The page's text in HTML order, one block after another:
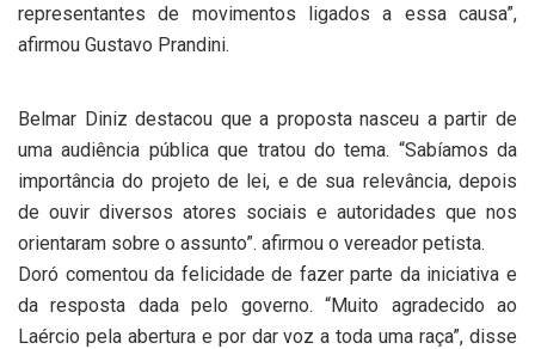
representantes de movimentos ligados a essa causa”,
afirmou Gustavo Prandini.
Belmar Diniz destacou que a proposta nasceu a partir de
uma audiência pública que tratou do tema. “Sabíamos da
importância do projeto de lei, e de sua relevância, depois
de ouvir diversos atores sociais e autoridades que nos
orientaram sobre o assunto”. afirmou o vereador petista.
Doró comentou da felicidade de fazer parte da iniciativa e
da resposta dada pelo governo. “Muito agradecido ao
Laércio pela abertura e por dar voz a toda uma raça”, disse